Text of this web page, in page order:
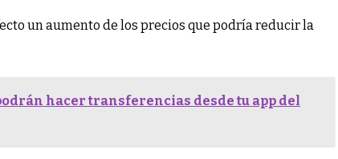
un aumento de los precios que podría reducir la
hacer transferencias desde tu app del